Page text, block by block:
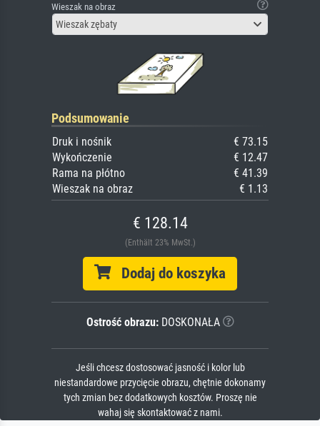
Wieszak na obraz
Wieszak zębaty
Podsumowanie
Druk i nośnik
€ 73.15
Wykończenie
€ 12.47
Rama na płótno
€ 41.39
Wieszak na obraz
€ 1.13
€ 128.14
(Enthält 23% MwSt.)
Dodaj do koszyka
Ostrość obrazu:DOSKONAŁA
Jeśli chcesz dostosować jasność i kolor lub
niestandardowe przycięcie obrazu, chętnie dokonamy
tych zmian bez dodatkowych kosztów. Proszę nie
wahaj się skontaktować z nami.